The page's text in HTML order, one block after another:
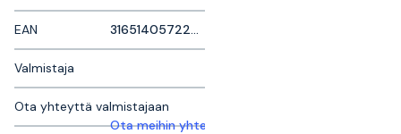
EAN
Valmistaja
Ota yhteyttä valmistajaan
Ota meihin yhteyttä saadaksesi lisätietoja